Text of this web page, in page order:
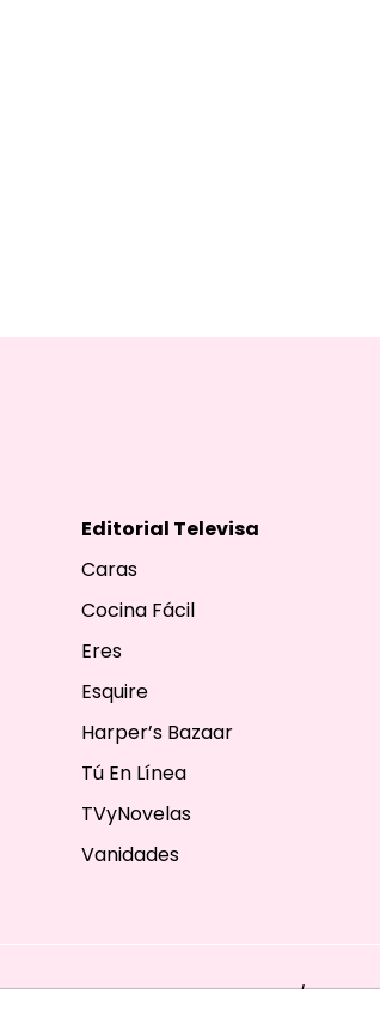
Editorial Televisa
Caras
Cocina Fácil
Eres
Esquire
Harper’s Bazaar
Tú En Línea
TVyNovelas
Vanidades
TELEVISA - LIFESTYLES - BEAUTY / FASHION